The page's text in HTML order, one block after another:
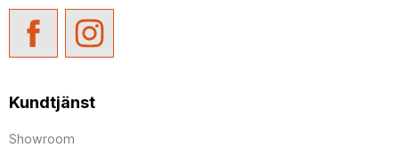
Kundtjänst
Showroom